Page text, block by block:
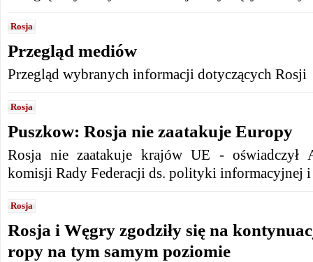
Rosja
Przegląd mediów
Przegląd wybranych informacji dotyczących Rosji
Rosja
Puszkow: Rosja nie zaatakuje Europy
Rosja nie zaatakuje krajów UE - oświadczył
komisji Rady Federacji ds. polityki informacyjnej i
Rosja
Rosja i Węgry zgodziły się na
ropy na tym samym poziomie